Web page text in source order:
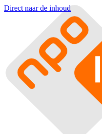
Direct naar de inhoud